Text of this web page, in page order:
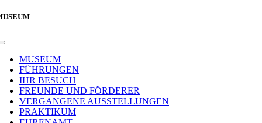
Toggle
NavigationMUSEUM
FÜHRUNGEN
IHR BESUCH
FREUNDE UND FÖRDERER
VERGANGENE AUSSTELLUNGEN
PRAKTIKUM